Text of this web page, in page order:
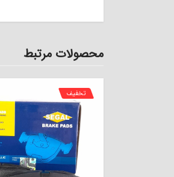
محصولات مرتبط
تخفیف